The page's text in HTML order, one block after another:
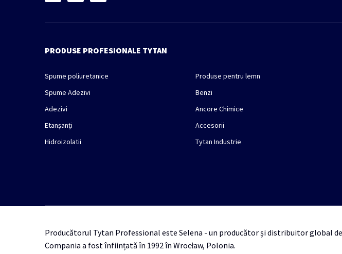
PRODUSE PROFESIONALE TYTAN
Spume poliuretanice
Spume Adezivi
Adezivi
Etanşanţi
Hidroizolatii
Produse pentru lemn
Benzi
Ancore Chimice
Accesorii
Tytan Industrie
Producătorul Tytan Professional este Selena - un producător și distribuitor global
Compania a fost înființată în 1992 în Wrocław, Polonia.